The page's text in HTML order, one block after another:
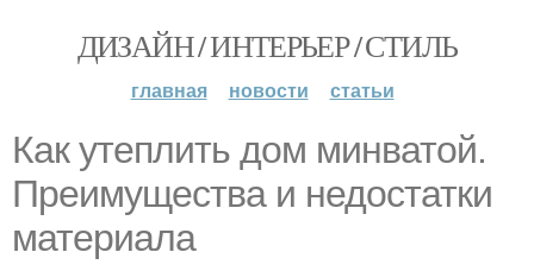
ДИЗАЙН / ИНТЕРЬЕР / СТИЛЬ
главная новости статьи
Как утеплить дом минватой.
Преимущества и недостатки
материала